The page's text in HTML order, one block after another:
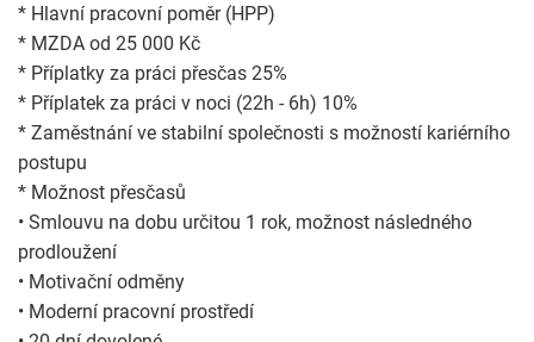
* Hlavní pracovní poměr (HPP)
* MZDA od 25 000 Kč
* Příplatky za práci přesčas 25%
* Příplatek za práci v noci (22h - 6h) 10%
* Zaměstnání ve stabilní společnosti s možností kariérního
postupu
* Možnost přesčasů
• Smlouvu na dobu určitou 1 rok, možnost následného
prodloužení
• Motivační odměny
• Moderní pracovní prostředí